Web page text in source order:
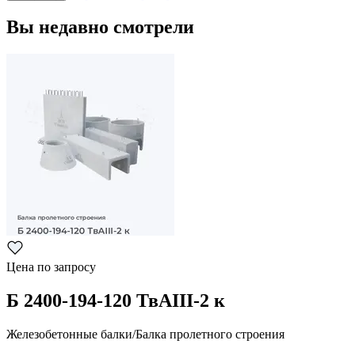
Вы недавно смотрели
Цена по запросу
Б 2400-194-120 ТвАIII-2 к
Железобетонные балки/Балка пролетного строения